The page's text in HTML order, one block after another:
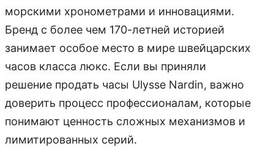
морскими хронометрами и инновациями.
Бренд с более чем 170-летней историей
занимает особое место в мире швейцарских
часов класса люкс. Если вы приняли
решение продать часы Ulysse Nardin, важно
доверить процесс профессионалам, которые
понимают ценность сложных механизмов и
лимитированных серий.